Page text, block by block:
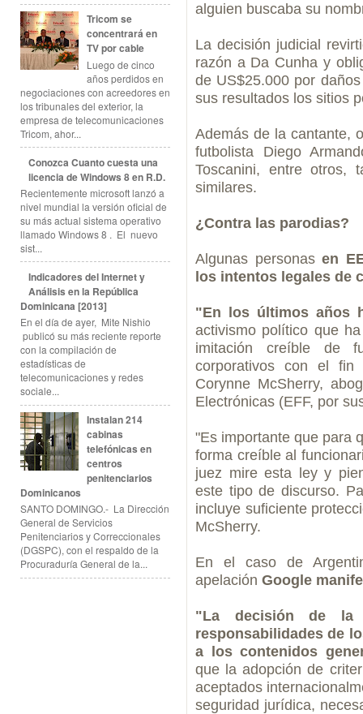
Tricom se
concentrará en
TV por cable
Luego de cinco
años perdidos en
negociaciones con acreedores en
los tribunales del exterior, la
empresa de telecomunicaciones
Tricom, ahor...
Conozca Cuanto cuesta una
licencia de Windows 8 en R.D.
Recientemente microsoft lanzó a
nivel mundial la versión oficial de
su más actual sistema operativo
llamado Windows 8 . El nuevo
sist...
Indicadores del Internet y
Análisis en la República
Dominicana [2013]
En el día de ayer, Mite Nishio
publicó su más reciente reporte
con la compilación de
estadísticas de
telecomunicaciones y redes
sociale...
Instalan 214
cabinas
telefónicas en
centros
penitenciarios
Dominicanos
SANTO DOMINGO.- La Dirección
General de Servicios
Penitenciarios y Correccionales
(DGSPC), con el respaldo de la
Procuraduría General de la...
alguien buscaba su
La decisión judicial
razón a Da Cunha y
de US$25.000 por
sus resultados los sitios
Además de la cantante,
futbolista Diego
Toscanini, entre otros,
similares.
¿Contra las parodias?
Algunas personasen
los intentos legales de
"En los últimos años
activismo político que
imitación creíble de
corporativos con el fin
Corynne McSherry,
Electrónicas (EFF, por
"Es importante que para
forma creíble al
juez mire esta ley y
este tipo de discurso.
incluye suficiente
McSherry.
En el caso de
apelación Google
"La decisión de
responsabilidades de
a los contenidos
que la adopción de
aceptados
seguridad jurídica,